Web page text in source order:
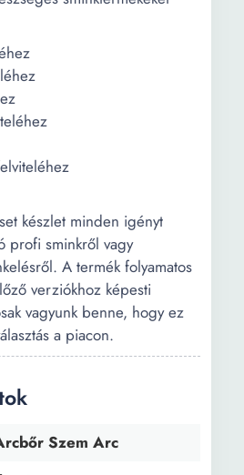
készlet minden igényt
profi sminkről vagy
A termék folyamatos
verziókhoz képesti
vagyunk benne, hogy ez
a piacon.
Szem Arc